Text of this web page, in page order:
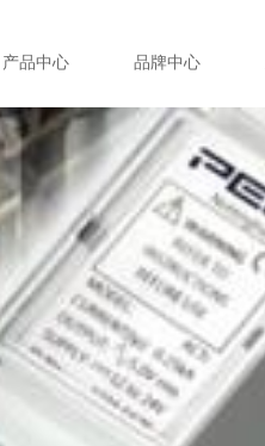
产品中心 品牌中心